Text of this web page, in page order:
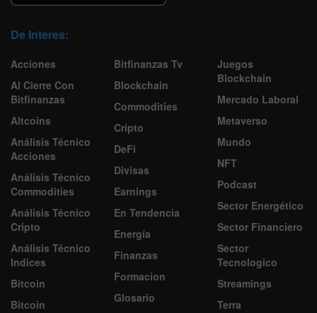
De Interes:
Acciones
Al Cierre Con
Bitfinanzas
Altcoins
Análisis Técnico
Acciones
Análisis Técnico
Commodities
Análisis Técnico
Cripto
Análisis Técnico
Indices
Bitcoin
Bitcoin
Bitfinanzas Tv
Blockchain
Commodities
Cripto
DeFi
Divisas
Earnings
En Tendencia
Energía
Finanzas
Formacion
Glosario
Juegos
Blockchain
Mercado Laboral
Metaverso
Mundo
NFT
Podcast
Sector Energético
Sector Financiero
Sector
Tecnologico
Streamings
Terra